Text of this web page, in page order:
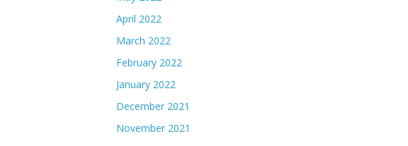
April 2022
March 2022
February 2022
January 2022
December 2021
November 2021